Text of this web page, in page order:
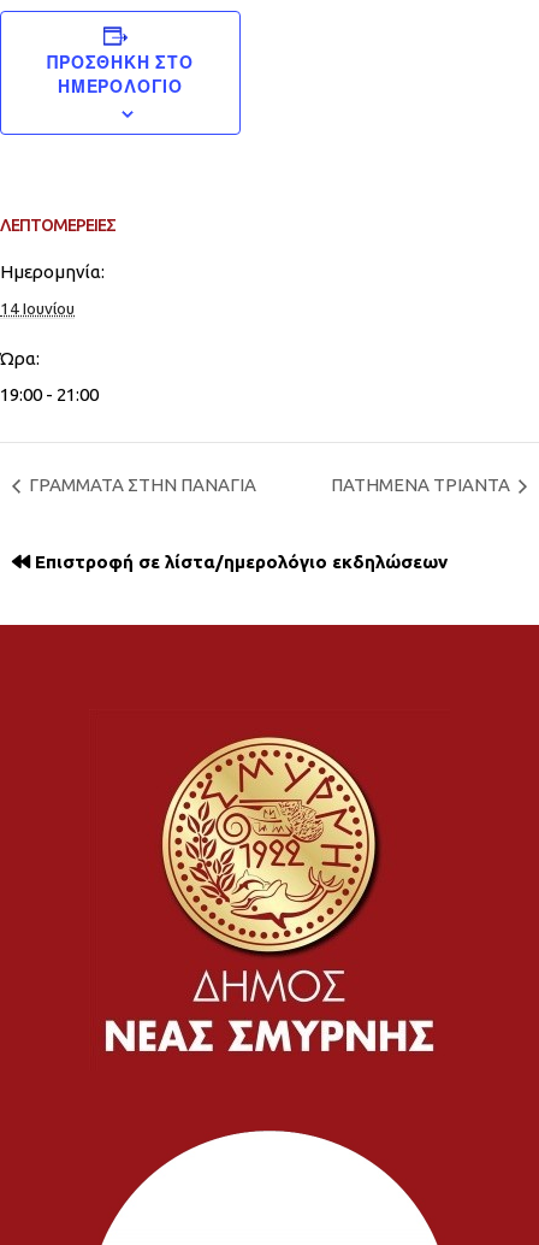
ΠΡΟΣΘΉΚΗ ΣΤΟ
ΗΜΕΡΟΛΌΓΙΟ
ΛΕΠΤΟΜΈΡΕΙΕΣ
Ημερομηνία:
14 Ιουνίου
Ώρα:
19:00 - 21:00
ΓΡΑΜΜΑΤΑ ΣΤΗΝ ΠΑΝΑΓΙΑ ΠΑΤΗΜΕΝΑ ΤΡΙΑΝΤΑ
Επιστροφή σε λίστα/ημερολόγιο εκδηλώσεων